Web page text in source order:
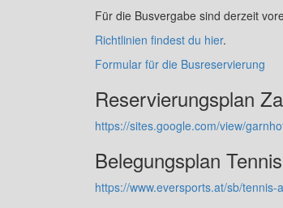
Für die Busvergabe sind derzeit
Richtlinien findest du hier.
Formular für die Busreservierung
Reservierungsplan
https://sites.google.com/view/
Belegungsplan
https://www.eversports.at/sb/tennis-